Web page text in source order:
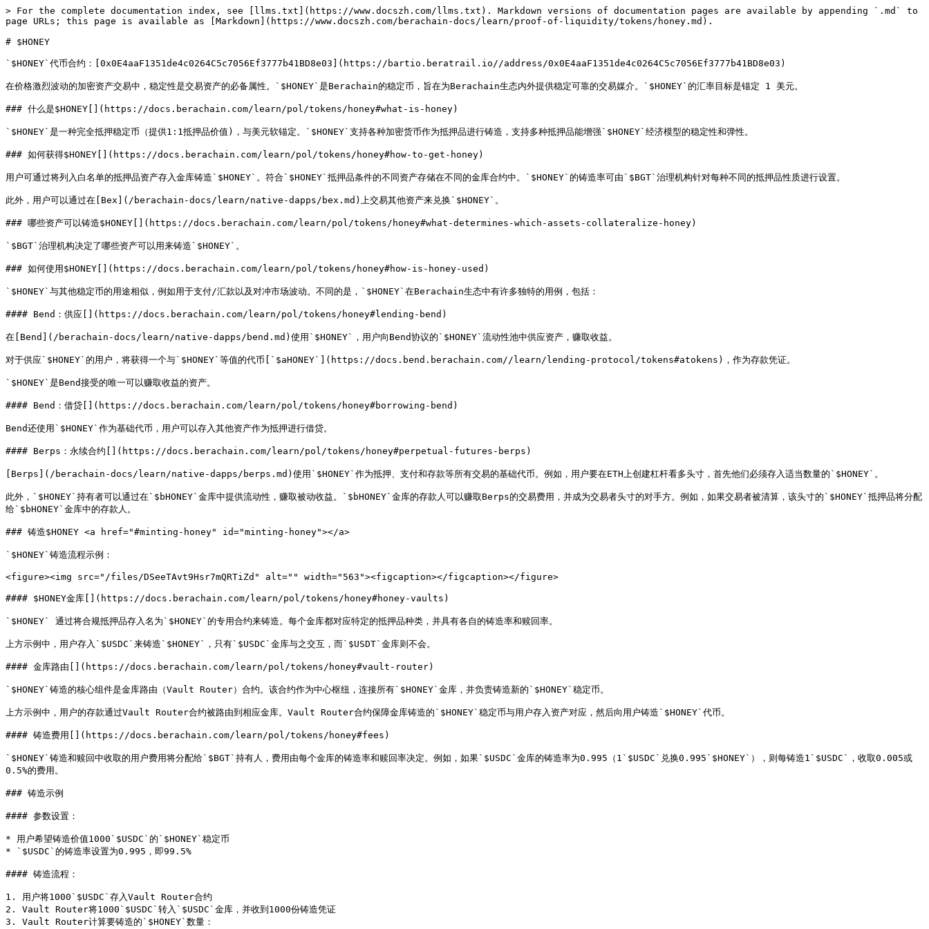
> For the complete documentation index, see [llms.txt](https://www.docszh.com/llms.txt). Markdown versions of documentation pages are available by appending `.md` to
page URLs; this page is available as [Markdown](https://www.docszh.com/berachain-docs/learn/proof-of-liquidity/tokens/honey.md).
# $HONEY
`$HONEY`代币合约：[0x0E4aaF1351de4c0264C5c7056Ef3777b41BD8e03](https://bartio.beratrail.io//address/0x0E4aaF1351de4c0264C5c7056Ef3777b41BD8e03)
在价格激烈波动的加密资产交易中，稳定性是交易资产的必备属性。`$HONEY`是Berachain的稳定币，旨在为Berachain生态内外提供稳定可靠的交易媒介。`$HONEY`的汇率目标是锚定 1 美元。
### 什么是$HONEY[​](https://docs.berachain.com/learn/pol/tokens/honey#what-is-honey)
`$HONEY`是一种完全抵押稳定币（提供1:1抵押品价值)，与美元软锚定。`$HONEY`支持各种加密货币作为抵押品进行铸造，支持多种抵押品能增强`$HONEY`经济模型的稳定性和弹性。
### 如何获得$HONEY[​](https://docs.berachain.com/learn/pol/tokens/honey#how-to-get-honey)
用户可通过将列入白名单的抵押品资产存入金库铸造`$HONEY`。符合`$HONEY`抵押品条件的不同资产存储在不同的金库合约中。`$HONEY`的铸造率可由`$BGT`治理机构针对每种不同的抵押品性质进行设置。
此外，用户可以通过在[Bex](/berachain-docs/learn/native-dapps/bex.md)上交易其他资产来兑换`$HONEY`。
### 哪些资产可以铸造$HONEY[​](https://docs.berachain.com/learn/pol/tokens/honey#what-determines-which-assets-collateralize-honey)
`$BGT`治理机构决定了哪些资产可以用来铸造`$HONEY`。
### 如何使用$HONEY[​](https://docs.berachain.com/learn/pol/tokens/honey#how-is-honey-used)
`$HONEY`与其他稳定币的用途相似，例如用于支付/汇款以及对冲市场波动。不同的是，`$HONEY`在Berachain生态中有许多独特的用例，包括：
#### Bend：供应[​](https://docs.berachain.com/learn/pol/tokens/honey#lending-bend)
在[Bend](/berachain-docs/learn/native-dapps/bend.md)使用`$HONEY`，用户向Bend协议的`$HONEY`流动性池中供应资产，赚取收益。
对于供应`$HONEY`的用户，将获得一个与`$HONEY`等值的代币[`$aHONEY`](https://docs.bend.berachain.com//learn/lending-protocol/tokens#atokens)，作为存款凭证。
`$HONEY`是Bend接受的唯一可以赚取收益的资产。
#### Bend：借贷[​](https://docs.berachain.com/learn/pol/tokens/honey#borrowing-bend)
Bend还使用`$HONEY`作为基础代币，用户可以存入其他资产作为抵押进行借贷。
#### Berps：永续合约[​](https://docs.berachain.com/learn/pol/tokens/honey#perpetual-futures-berps)
[Berps](/berachain-docs/learn/native-dapps/berps.md)使用`$HONEY`作为抵押、支付和存款等所有交易的基础代币。例如，用户要在ETH上创建杠杆看多头寸，首先他们必须存入适当数量的`$HONEY`。
此外，`$HONEY`持有者可以通过在`$bHONEY`金库中提供流动性，赚取被动收益。`$bHONEY`金库的存款人可以赚取Berps的交易费用，并成为交易者头寸的对手方。例如，如果交易者被清算，该头寸的`$HONEY`抵押品将分配
给`$bHONEY`金库中的存款人。
### 铸造$HONEY <a href="#minting-honey" id="minting-honey"></a>
`$HONEY`铸造流程示例：
<figure><img src="/files/DSeeTAvt9Hsr7mQRTiZd" alt="" width="563"><figcaption></figcaption></figure>
#### $HONEY金库[​](https://docs.berachain.com/learn/pol/tokens/honey#honey-vaults)
`$HONEY` 通过将合规抵押品存入名为`$HONEY`的专用合约来铸造。每个金库都对应特定的抵押品种类，并具有各自的铸造率和赎回率。
上方示例中，用户存入`$USDC`来铸造`$HONEY`，只有`$USDC`金库与之交互，而`$USDT`金库则不会。
#### 金库路由[​](https://docs.berachain.com/learn/pol/tokens/honey#vault-router)
`$HONEY`铸造的核心组件是金库路由（Vault Router）合约。该合约作为中心枢纽，连接所有`$HONEY`金库，并负责铸造新的`$HONEY`稳定币。
上方示例中，用户的存款通过Vault Router合约被路由到相应金库。Vault Router合约保障金库铸造的`$HONEY`稳定币与用户存入资产对应，然后向用户铸造`$HONEY`代币。
#### 铸造费用[​](https://docs.berachain.com/learn/pol/tokens/honey#fees)
`$HONEY`铸造和赎回中收取的用户费用将分配给`$BGT`持有人，费用由每个金库的铸造率和赎回率决定。例如，如果`$USDC`金库的铸造率为0.995（1`$USDC`兑换0.995`$HONEY`），则每铸造1`$USDC`，收取0.005或
0.5%的费用。
### 铸造示例
#### 参数设置：
* 用户希望铸造价值1000`$USDC`的`$HONEY`稳定币
* `$USDC`的铸造率设置为0.995，即99.5%
#### 铸造流程：
1. 用户将1000`$USDC`存入Vault Router合约
2. Vault Router将1000`$USDC`转入`$USDC`金库，并收到1000份铸造凭证
3. Vault Router计算要铸造的`$HONEY`数量：